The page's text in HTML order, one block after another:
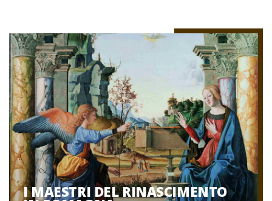
I MAESTRI DEL RINASCIMENTO